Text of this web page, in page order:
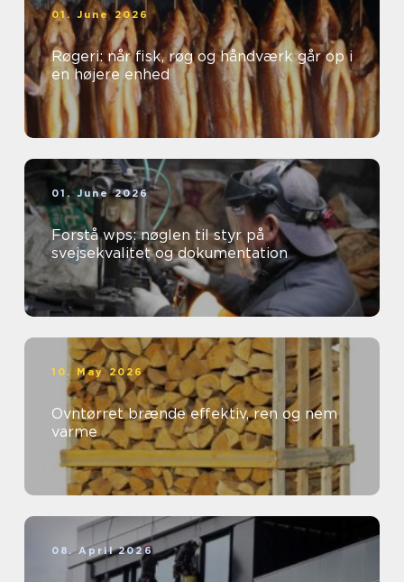
01. June 2026
Røgeri: når fisk, røg og håndværk går op i
en højere enhed
01. June 2026
Forstå wps: nøglen til styr på
svejsekvalitet og dokumentation
10. May 2026
Ovntørret brænde effektiv, ren og nem
varme
08. April 2026